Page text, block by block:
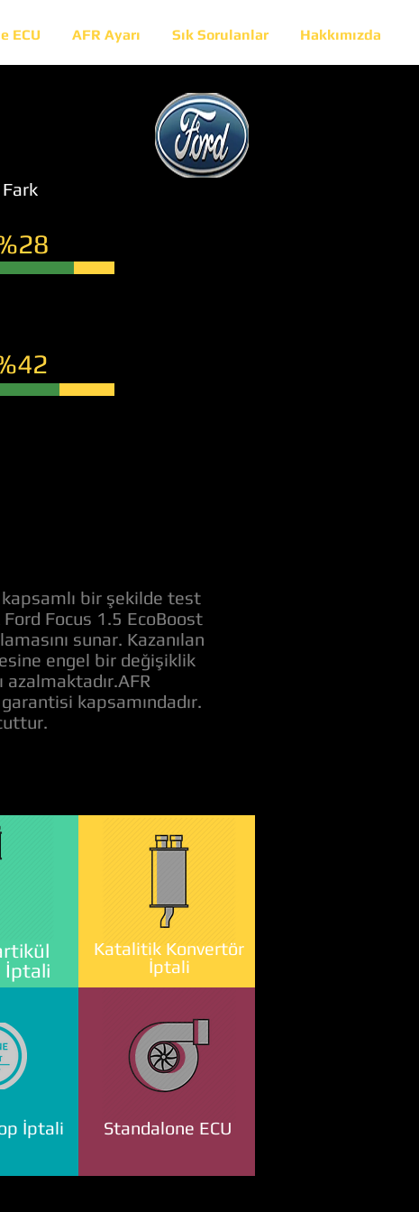
ECU AFR Ayarı Sık Sorulanlar Hakkımızda
Fark
bir şekilde test
Focus 1.5 EcoBoost
sunar. Kazanılan
engel bir değişiklik
azalmaktadır.AFR
kapsamındadır.
İptali
Katalitik Konvertör
İptali
İptali Standalone ECU